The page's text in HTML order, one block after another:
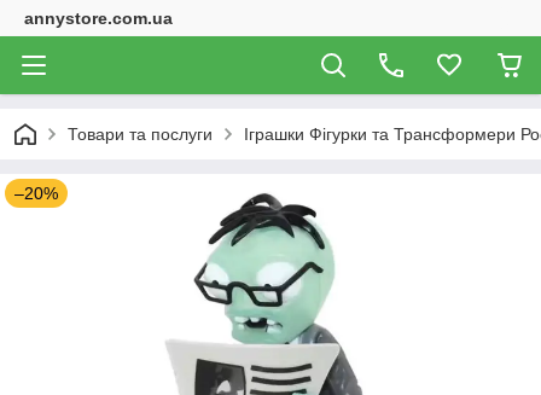
annystore.com.ua
Товари та послуги Іграшки Фігурки та Трансформери
–20%